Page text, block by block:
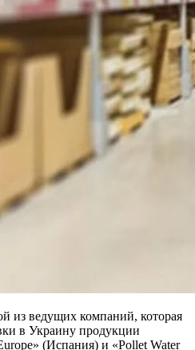
из ведущих компаний, которая
в Украину продукции
(Испания) и «Pollet Water